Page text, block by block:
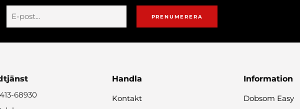
PRENUMERERA
68930
Handla
Kontakt
Information
Dobsom Easy